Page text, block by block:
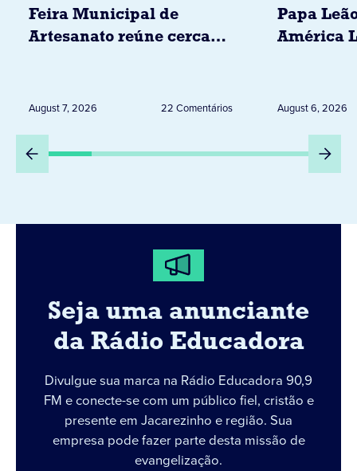
Feira Municipal de
Artesanato reúne cerca
August 7, 2026 22 Comentários
Papa
América
Peru
August 6, 2026
Seja uma anunciante
da Rádio Educadora
Divulgue sua marca na Rádio Educadora 90,9
FM e conecte-se com um público fiel, cristão e
presente em Jacarezinho e região. Sua
empresa pode fazer parte desta missão de
evangelização.